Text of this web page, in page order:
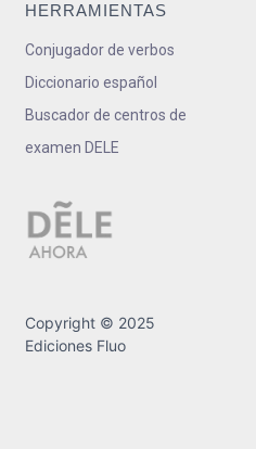
HERRAMIENTAS
Conjugador de verbos
Diccionario español
Buscador de centros de
examen DELE
Copyright © 2025
Ediciones Fluo